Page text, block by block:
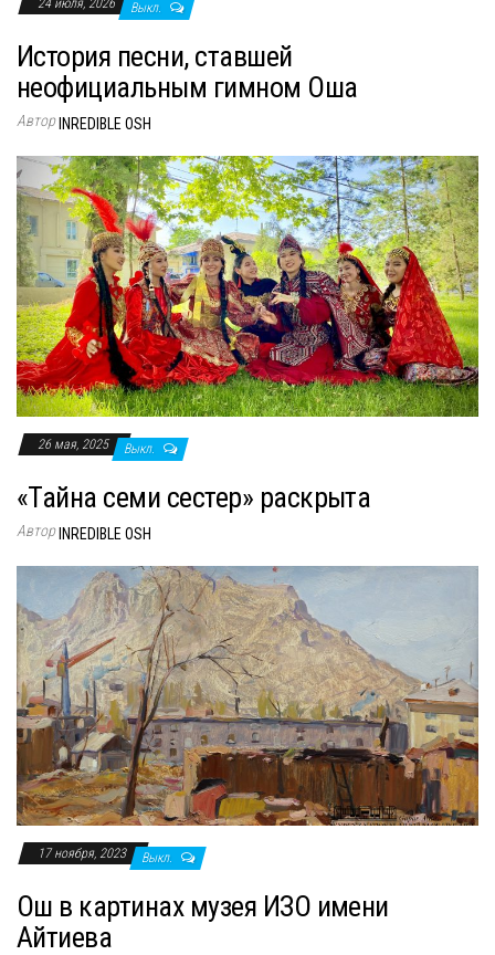
24 июля, 2026 Выкл.
История песни, ставшей
неофициальным гимном Оша
Автор INREDIBLE OSH
26 мая, 2025 Выкл.
«Тайна семи сестер» раскрыта
АвторINREDIBLE OSH
17 ноября, 2023 Выкл.
Ош в картинах музея ИЗО имени
Айтиева